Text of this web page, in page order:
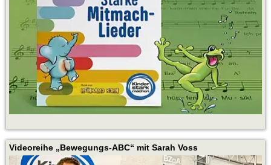
Videoreihe „Bewegungs-ABC“ mit Sarah Voss